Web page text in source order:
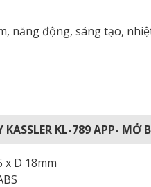
năng động, sáng tạo,
KL-789 APP- MỞ
x D 18mm